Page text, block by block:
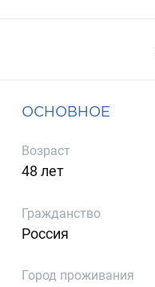
ОСНОВНОЕ
Возраст
48 лет
Гражданство
Россия
Город проживания